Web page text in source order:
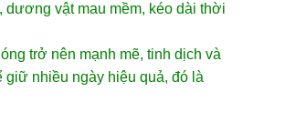
vật mau mềm, kéo dài thời
trở nên mạnh mẽ, tinh dịch và
giữ nhiều ngày hiệu quả, đó là